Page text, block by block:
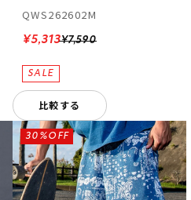
QWS262602M
¥7,590
¥5,313
比較する
30%OFF